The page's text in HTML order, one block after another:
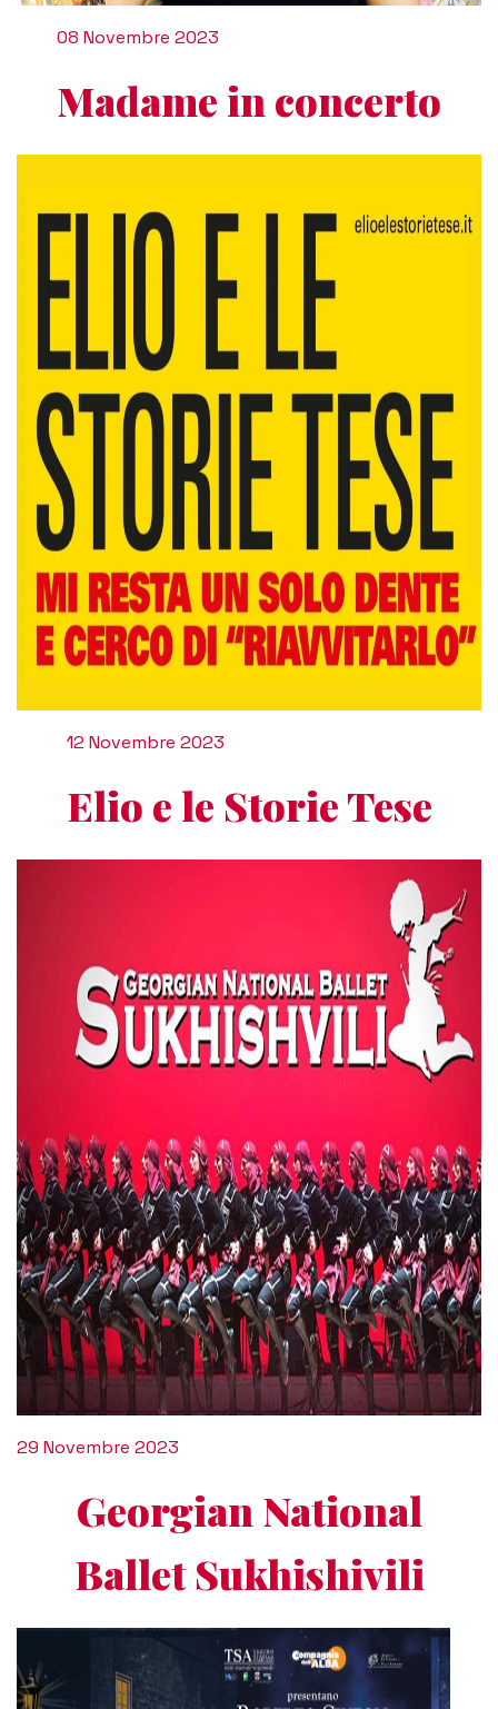
08 Novembre 2023
Madame in concerto
12 Novembre 2023
Elio e le Storie Tese
29 Novembre 2023
Georgian National
Ballet Sukhishivili